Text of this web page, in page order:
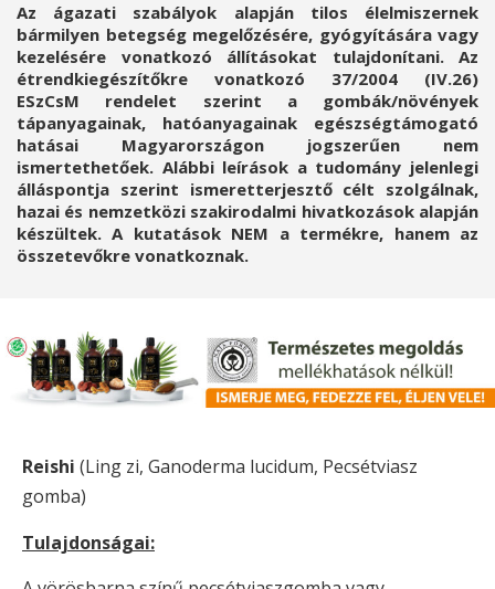
Az ágazati szabályok alapján tilos élelmiszernek
bármilyen betegség megelőzésére, gyógyítására vagy
kezelésére vonatkozó állításokat tulajdonítani. Az
étrendkiegészítőkre vonatkozó 37/2004 (IV.26)
ESzCsM rendelet szerint a gombák/növények
tápanyagainak, hatóanyagainak egészségtámogató
hatásai Magyarországon jogszerűen nem
ismertethetőek. Alábbi leírások a tudomány jelenlegi
álláspontja szerint ismeretterjesztő célt szolgálnak,
hazai és nemzetközi szakirodalmi hivatkozások alapján
készültek. A kutatások NEM a termékre, hanem az
összetevőkre vonatkoznak.
Reishi (Ling zi, Ganoderma lucidum, Pecsétviasz
gomba)
Tulajdonságai: